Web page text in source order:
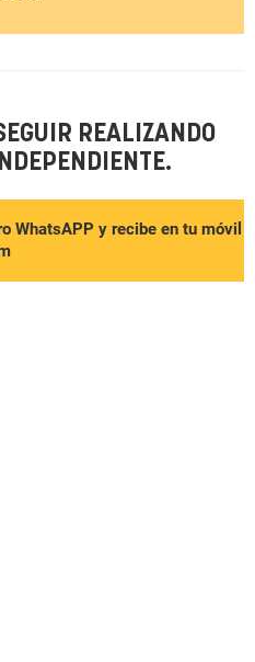
REALIZANDO
WhatsAPP y recibe en tu móvil